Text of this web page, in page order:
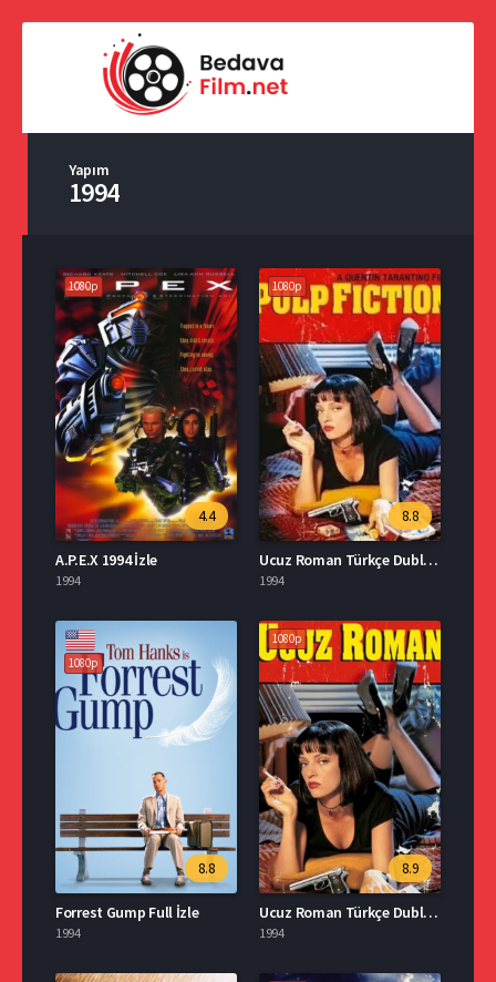
Yapım
1994
1080p
4.4
A.P.E.X 1994 İzle
1994
1080p
8.8
Ucuz Roman Türkçe Dublaj Full İzle
1994
1080p
8.8
Forrest Gump Full İzle
1994
1080p
8.9
Ucuz Roman Türkçe Dublaj Full İzle
1994